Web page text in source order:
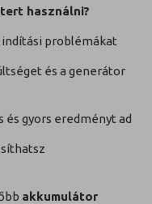
használni?
problémákat
és a generátor
és gyors eredményt ad
akkumulátor